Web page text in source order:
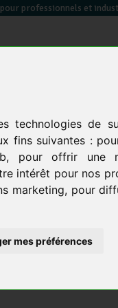
technologies de
fins suivantes :
, pour offrir une
intérêt pour nos
marketing, pour
mes préférences
professionnels et
locaux
aux produits prod.
de 10 -
nettoyer l’urinoir et